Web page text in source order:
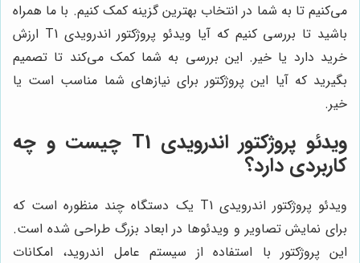
می‌کنیم تا به شما در انتخاب بهترین گزینه کمک کنیم. با ما همراه
باشید تا بررسی کنیم که آیا ویدئو پروژکتور اندرویدی T1 ارزش
خرید دارد یا خیر. این بررسی به شما کمک می‌کند تا تصمیم
بگیرید که آیا این پروژکتور برای نیازهای شما مناسب است یا
خیر.
ویدئو پروژکتور اندرویدی T1 چیست و چه
کاربردی دارد؟
ویدئو پروژکتور اندرویدی T1 یک دستگاه چند منظوره است که
برای نمایش تصاویر و ویدئوها در ابعاد بزرگ طراحی شده است.
این پروژکتور با استفاده از سیستم عامل اندروید، امکانات